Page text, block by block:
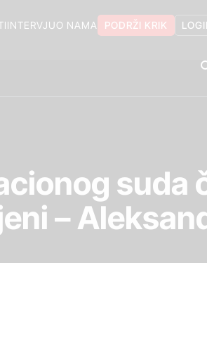
PODRŽI KRIK
O NAMA
INTERVJU
suda
–